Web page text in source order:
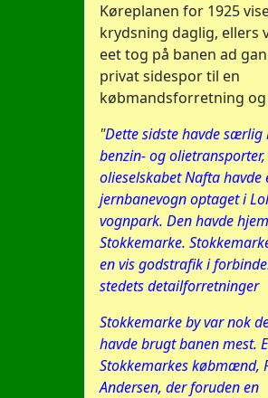
Køreplanen for 1925
krydsning daglig, ellers
eet tog på banen ad
privat sidespor til en
købmandsforretning
"Dette sidste havde særlig
benzin- og
olieselskabet Nafta havde
jernbanevogn optaget i
vognpark. Den havde
Stokkemarke.
en vis godstrafik i
stedets detailforretninger
Stokkemarke by var nok
havde brugt banen mest.
Stokkemarkes købmænd,
Andersen, der foruden en